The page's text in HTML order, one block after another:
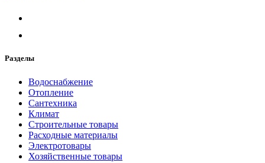
Разделы
Водоснабжение
Отопление
Сантехника
Климат
Строительные товары
Расходные материалы
Электротовары
Хозяйственные товары